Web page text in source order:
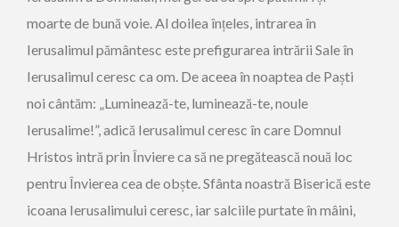
moarte de bună voie. Al doilea înțeles, intrarea în
Ierusalimul pământesc este prefigurarea intrării Sale în
Ierusalimul ceresc ca om. De aceea în noaptea de Paști
noi cântăm: „Luminează-te, luminează-te, noule
Ierusalime!”, adică Ierusalimul ceresc în care Domnul
Hristos intră prin Înviere ca să ne pregătească nouă loc
pentru Învierea cea de obște. Sfânta noastră Biserică este
icoana Ierusalimului ceresc, iar salciile purtate în mâini,